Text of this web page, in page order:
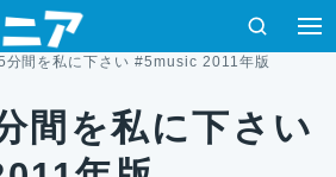
検索
分間を私に下さい #5music 2011年版
間を私に下さい